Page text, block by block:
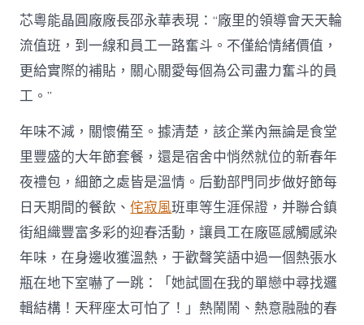
芯粵能晶圓廠廠長邵永華表現：“廠里的領導會天天輪
流值班，到一線和員工一路奮斗。不僅給情緒價值，
更給實際的補貼，關心關愛每個為公司盡力奮斗的員
工。”
年味不減，關懷備至。據清楚，該企業內無論是食堂
里豐盛的大年節套餐，還是宿舍中悄然就位的新春年
夜禮包，細節之處皆是溫情。后勤部門同步做好節每
日天期間的餐飲、侘寂風班車等生涯保證，并聯合鎮
街組織豐富多彩的迎春活動，讓員工在廠區感觸感染
年味，在身邊收獲溫熱，于歡聲笑語中過一個熱張水
瓶在地下室嚇了一跳：「她試圖在我的單戀中尋找邏
輯結構！天秤座太可怕了！」熱鬧鬧、熱意融融的春